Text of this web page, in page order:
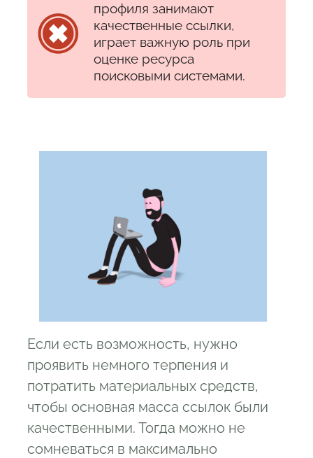
профиля занимают
качественные ссылки,
играет важную роль при
оценке ресурса
поисковыми системами.
Если есть возможность, нужно
проявить немного терпения и
потратить материальных средств,
чтобы основная масса ссылок были
качественными. Тогда можно не
сомневаться в максимально